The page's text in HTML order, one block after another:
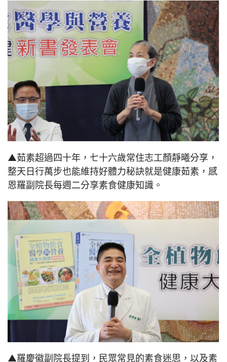
▲茹素超過四十年，七十六歲常住志工顏靜曦分享，
整天日行萬步也能維持好體力秘訣就是健康茹素，感
恩羅副院長每週二分享素食健康知識。
▲羅慶徽副院長提到，民眾常見的素食迷思，以及素